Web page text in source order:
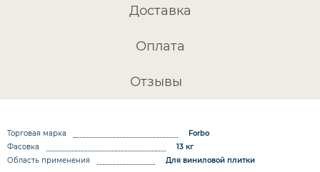
Доставка
Оплата
Отзывы
Торговая марка
Forbo
Фасовка
13 кг
Область применения
Для виниловой плитки